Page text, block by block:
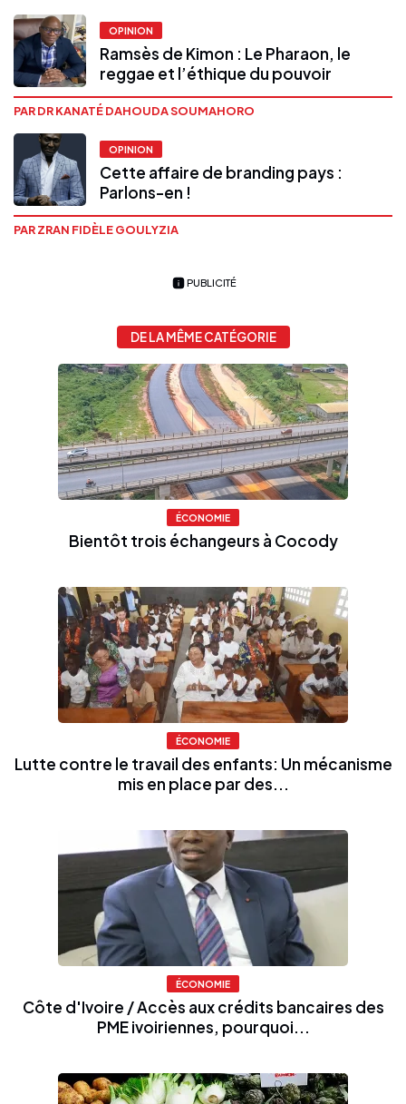
OPINION
Ramsès de Kimon : Le Pharaon, le
reggae et l’éthique du pouvoir
PAR DR KANATÉ DAHOUDA SOUMAHORO
OPINION
Cette affaire de branding pays :
Parlons-en !
PAR ZRAN FIDÈLE GOULYZIA
PUBLICITÉ
DE LA MÊME CATÉGORIE
ÉCONOMIE
Bientôt trois échangeurs à Cocody
ÉCONOMIE
Lutte contre le travail des enfants: Un mécanisme
mis en place par des...
ÉCONOMIE
Côte d'Ivoire / Accès aux crédits bancaires des
PME ivoiriennes, pourquoi...